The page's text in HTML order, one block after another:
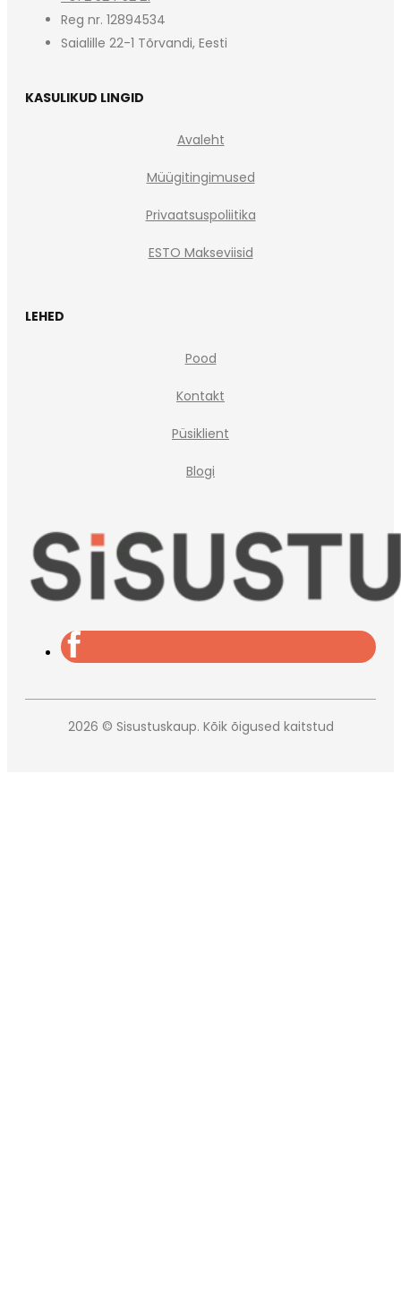
Reg nr. 12894534
Saialille 22-1 Tõrvandi, Eesti
KASULIKUD LINGID
Avaleht
Müügitingimused
Privaatsuspoliitika
ESTO Makseviisid
LEHED
Pood
Kontakt
Püsiklient
Blogi
2026 © Sisustuskaup. Kõik õigused kaitstud